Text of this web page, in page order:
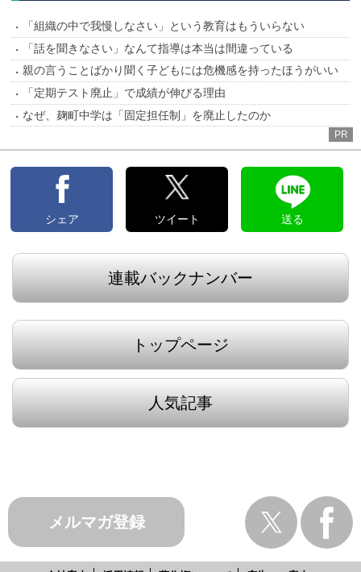
「組織の中で我慢しなさい」という教育はもういらない
「話を聞きなさい」なんて指導は本当は間違っている
親の言うことばかり聞く子どもには危機感を持ったほうがいい
「定期テスト廃止」で成績が伸びる理由
なぜ、麹町中学は「固定担任制」を廃止したのか
PR
シェア ツイート 送る
連載バックナンバー
トップページ
人気記事
メルマガ登録